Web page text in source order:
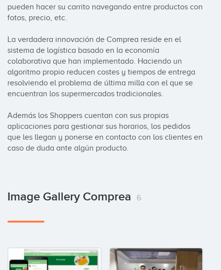
pueden hacer su carrito navegando entre productos con
fotos, precio, etc.
La verdadera innovación de Comprea reside en el
sistema de logística basado en la economía
colaborativa que han implementado. Haciendo un
algoritmo propio reducen costes y tiempos de entrega
resolviendo el problema de última milla con el que se
encuentran los supermercados tradicionales.
Además los Shoppers cuentan con sus propias
aplicaciones para gestionar sus horarios, los pedidos
que les llegan y ponerse en contacto con los clientes en
caso de duda ante algún producto.
Image Gallery Comprea 6